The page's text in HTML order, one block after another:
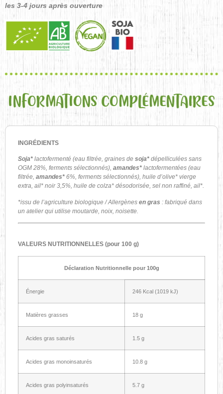
les 3-4 jours après ouverture
INFORMATIONS COMPLÉMENTAIRES
INGRÉDIENTS
Soja* lactofermenté (eau filtrée, graines de soja* dépelliculées sans
OGM 28%, ferments sélectionnés), amandes* lactofermentées (eau
filtrée, amandes* 6%, ferments sélectionnés), huile d’olive* vierge
extra, ail* noir 3,5%, huile de colza* désodorisée, sel non raffiné, ail*.
*issu de l’agriculture biologique / Allergènes en gras : fabriqué dans
un atelier qui utilise moutarde, noix, noisette.
VALEURS NUTRITIONNELLES (pour 100 g)
Déclaration Nutritionnelle pour 100g
Énergie 246 Kcal (1019 kJ)
Matières grasses 18 g
Acides gras saturés 1.5 g
Acides gras monoinsaturés 10.8 g
Acides gras polyinsaturés 5.7 g